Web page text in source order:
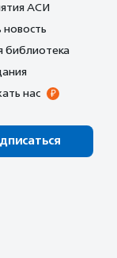
АСИ
новость
библиотека
нас